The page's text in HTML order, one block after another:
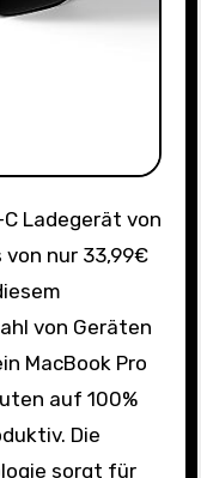
von nur 33,99€
von Geräten
MacBook Pro
auf 100%
Die
sorgt für